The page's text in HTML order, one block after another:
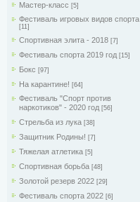
Мастер-класс [5]
Фестиваль игровых видов спорта
[11]
Спортивная элита - 2018 [7]
Фестиваль спорта 2019 год [15]
Бокс [97]
На карантине! [64]
Фестиваль "Спорт против
наркотиков" - 2020 год [56]
Стрельба из лука [38]
Защитник Родины! [7]
Тяжелая атлетика [5]
Спортивная борьба [48]
Золотой резерв 2022 [29]
Фестиваль спорта 2022 [6]